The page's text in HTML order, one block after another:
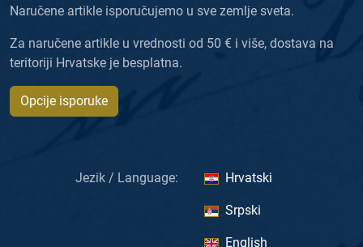
Naručene artikle isporučujemo u sve zemlje sveta.
Za naručene artikle u vrednosti od 50 € i više, dostava na
teritoriji Hrvatske je besplatna.
Opcije isporuke
Jezik / Language: Hrvatski
Srpski
English